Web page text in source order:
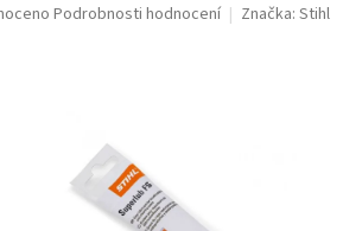
Podrobnosti hodnocení Značka: Stihl